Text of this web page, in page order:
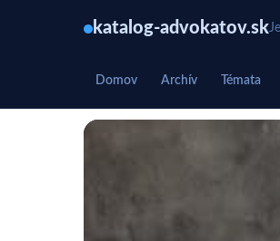
katalog-advokatov.sk
Domov Archív Témata